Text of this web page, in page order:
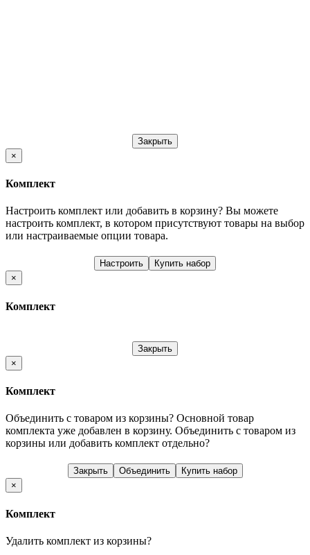
Закрыть
×
Комплект
Настроить комплект или добавить в корзину? Вы можете
настроить комплект, в котором присутствуют товары на выбор
или настраиваемые опции товара.
Настроить
Купить набор
×
Комплект
Закрыть
×
Комплект
Объединить с товаром из корзины? Основной товар
комплекта уже добавлен в корзину. Объединить с товаром из
корзины или добавить комплект отдельно?
Закрыть Объединить
Купить набор
×
Комплект
Удалить комплект из корзины?